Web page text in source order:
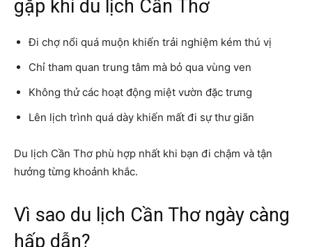
gặp khi du lịch Cần Thơ
Đi chợ nổi quá muộn khiến trải nghiệm kém thú vị
Chỉ tham quan trung tâm mà bỏ qua vùng ven
Không thử các hoạt động miệt vườn đặc trưng
Lên lịch trình quá dày khiến mất đi sự thư giãn
Du lịch Cần Thơ phù hợp nhất khi bạn đi chậm và tận
hưởng từng khoảnh khắc.
Vì sao du lịch Cần Thơ ngày càng
hấp dẫn?